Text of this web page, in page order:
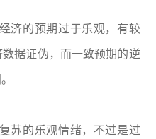
的预期过于乐观，有较
据证伪，而一致预期的逆
的乐观情绪，不过是过